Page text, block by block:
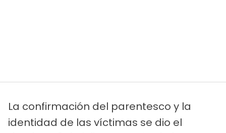
La confirmación del parentesco y la
identidad de las víctimas se dio el